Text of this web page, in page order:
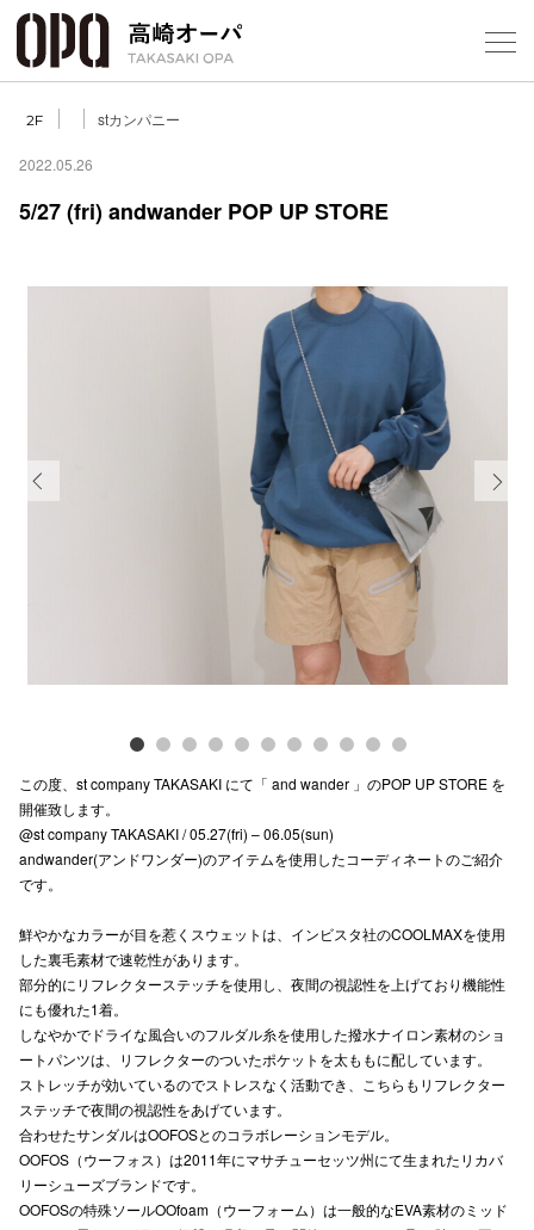
2F stカンパニー
2022.05.26
5/27 (fri) andwander POP UP STORE
この度、st company TAKASAKI にて「 and wander 」のPOP UP STORE を
開催致します。
@st company TAKASAKI / 05.27(fri) – 06.05(sun)
andwander(アンドワンダー)のアイテムを使用したコーディネートのご紹介
です。
鮮やかなカラーが目を惹くスウェットは、インビスタ社のCOOLMAXを使用
した裏毛素材で速乾性があります。
部分的にリフレクターステッチを使用し、夜間の視認性を上げており機能性
にも優れた1着。
しなやかでドライな風合いのフルダル糸を使用した撥水ナイロン素材のショ
ートパンツは、リフレクターのついたポケットを太ももに配しています。
ストレッチが効いているのでストレスなく活動でき、こちらもリフレクター
ステッチで夜間の視認性をあげています。
合わせたサンダルはOOFOSとのコラボレーションモデル。
OOFOS（ウーフォス）は2011年にマサチューセッツ州にて生まれたリカバ
リーシューズブランドです。
OOFOSの特殊ソールOOfoam（ウーフォーム）は一般的なEVA素材のミッド
ショッ
アクセ
公式SNS
お問い合わせ
新百合
三宮